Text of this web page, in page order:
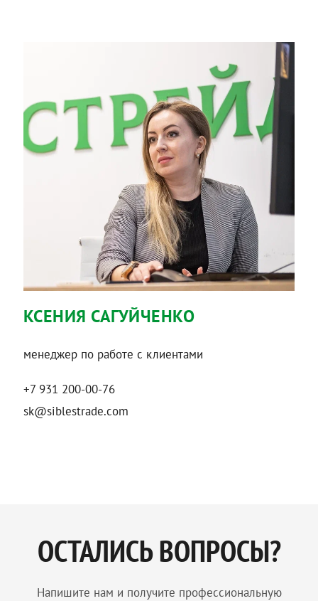
КСЕНИЯ САГУЙЧЕНКО
менеджер по работе с клиентами
+7 931 200-00-76
sk@siblestrade.com
ОСТАЛИСЬ ВОПРОСЫ?
Напишите нам и получите профессиональную